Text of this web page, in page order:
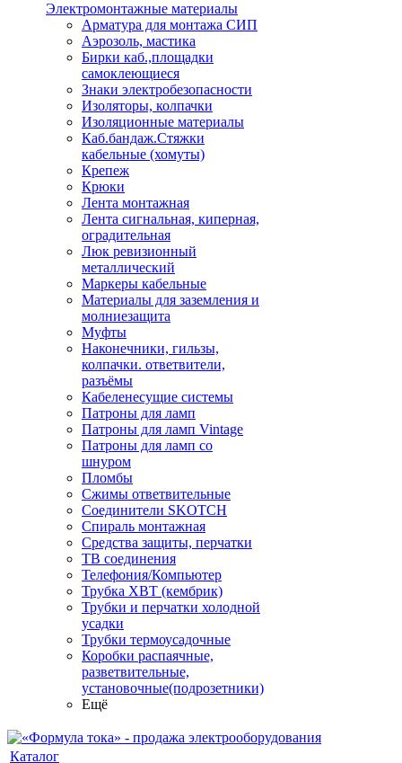
Электромонтажные материалы
Арматура для монтажа СИП
Аэрозоль, мастика
Бирки каб.,площадки
самоклеющиеся
Знаки электробезопасности
Изоляторы, колпачки
Изоляционные материалы
Каб.бандаж.Стяжки
кабельные (хомуты)
Крепеж
Крюки
Лента монтажная
Лента сигнальная, киперная,
оградительная
Люк ревизионный
металлический
Маркеры кабельные
Материалы для заземления и
молниезащита
Муфты
Наконечники, гильзы,
колпачки. ответвители,
разъёмы
Кабеленесущие системы
Патроны для ламп
Патроны для ламп Vintage
Патроны для ламп со
шнуром
Пломбы
Сжимы ответвительные
Соединители SKOTCH
Спираль монтажная
Средства защиты, перчатки
ТВ соединения
Телефония/Компьютер
Трубка ХВТ (кембрик)
Трубки и перчатки холодной
усадки
Трубки термоусадочные
Коробки распаячные,
разветвительные,
установочные(подрозетники)
Ещё
Каталог